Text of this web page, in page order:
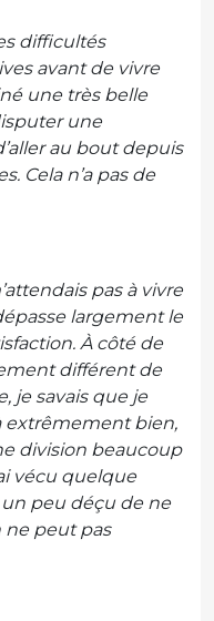
difficultés
avant de vivre
une très belle
une
au bout depuis
Cela n’a pas de
pas à vivre
largement le
À côté de
différent de
je savais que je
extrêmement bien,
division beaucoup
vécu quelque
peu déçu de ne
ne peut pas